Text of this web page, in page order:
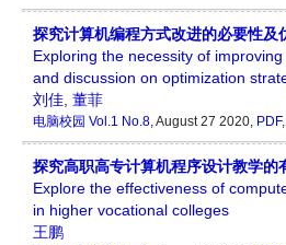
探究计算机编程方式改进的必要性及
Exploring the necessity of
and discussion on optimization
刘佳 董菲
电脑校园 Vol.1 No.8, August 27 2020, PDF
探究高职高专计算机程序设计教学的
Explore the effectiveness of
in higher vocational colleges
王鹏